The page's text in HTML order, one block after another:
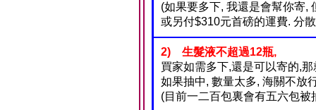
(如果要多下, 我還是會幫你寄,
或另付$310元首磅的運費. 分
2) 生髮液不超過12瓶,
買家如需多下,還是可以寄的,
如果抽中, 數量太多, 海關不放
(目前一二百包裏會有五六包被